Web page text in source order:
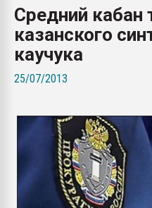
Средний кабан
казанского
каучука
25/07/2013